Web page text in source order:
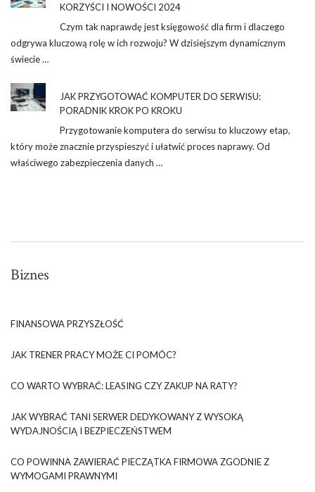
KORZYŚCI I NOWOŚCI 2024
Czym tak naprawdę jest księgowość dla firm i dlaczego
odgrywa kluczową rolę w ich rozwoju? W dzisiejszym dynamicznym
świecie …
JAK PRZYGOTOWAĆ KOMPUTER DO SERWISU:
PORADNIK KROK PO KROKU
Przygotowanie komputera do serwisu to kluczowy etap,
który może znacznie przyspieszyć i ułatwić proces naprawy. Od
właściwego zabezpieczenia danych …
Biznes
FINANSOWA PRZYSZŁOŚĆ
JAK TRENER PRACY MOŻE CI POMÓC?
CO WARTO WYBRAĆ: LEASING CZY ZAKUP NA RATY?
JAK WYBRAĆ TANI SERWER DEDYKOWANY Z WYSOKĄ
WYDAJNOŚCIĄ I BEZPIECZEŃSTWEM
CO POWINNA ZAWIERAĆ PIECZĄTKA FIRMOWA ZGODNIE Z
WYMOGAMI PRAWNYMI